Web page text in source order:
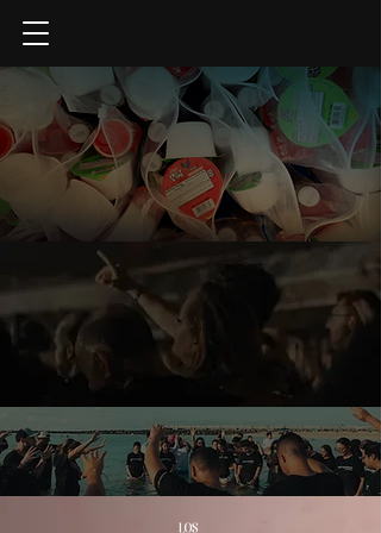
DAR AHORA
MÁS INFORMACIÓN
MÁS INFORMACIÓN